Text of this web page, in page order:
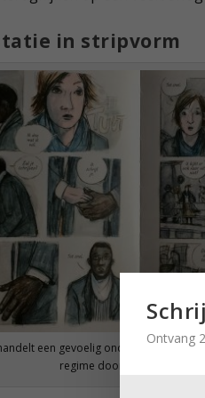
in stripvorm
een gevoelig onderwerp: de
regime door normale
Ontvang